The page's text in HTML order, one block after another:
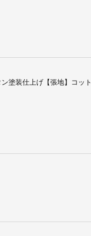
塗装仕上げ【張地】コット